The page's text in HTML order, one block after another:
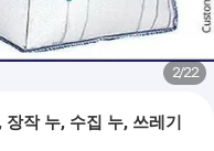
2/22
작 누, 수집 누, 쓰레기